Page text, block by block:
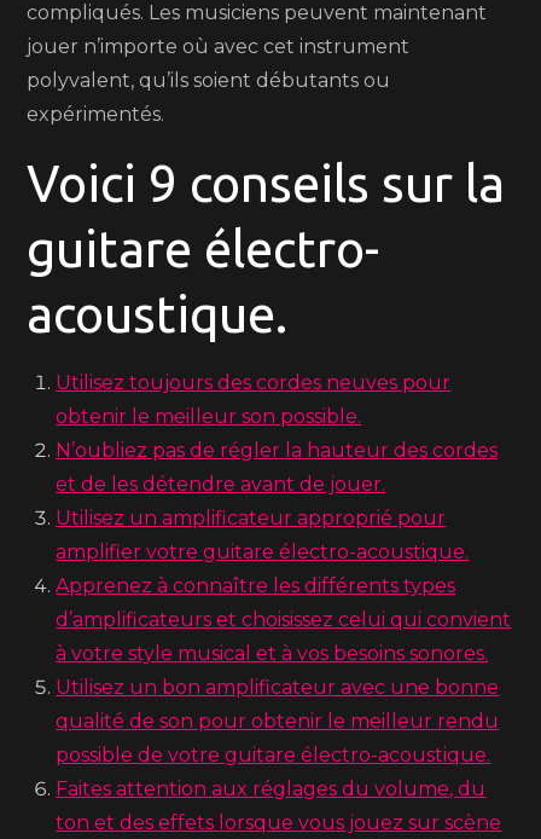
compliqués. Les musiciens peuvent maintenant
jouer n’importe où avec cet instrument
polyvalent, qu’ils soient débutants ou
expérimentés.
Voici 9 conseils sur la
guitare électro-
acoustique.
Utilisez toujours des cordes neuves pour
obtenir le meilleur son possible.
N’oubliez pas de régler la hauteur des cordes
et de les détendre avant de jouer.
Utilisez un amplificateur approprié pour
amplifier votre guitare électro-acoustique.
Apprenez à connaître les différents types
d’amplificateurs et choisissez celui qui convient
à votre style musical et à vos besoins sonores.
Utilisez un bon amplificateur avec une bonne
qualité de son pour obtenir le meilleur rendu
possible de votre guitare électro-acoustique.
Faites attention aux réglages du volume, du
ton et des effets lorsque vous jouez sur scène